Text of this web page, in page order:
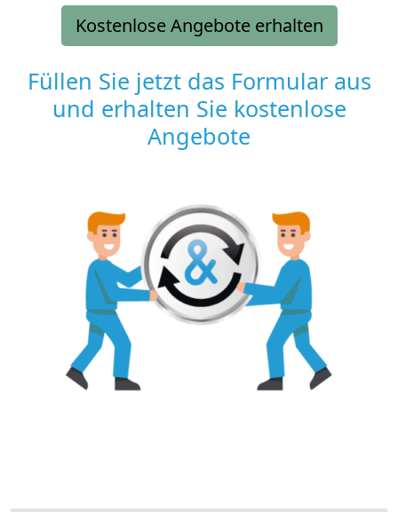
Kostenlose Angebote erhalten
Füllen Sie jetzt das Formular aus
und erhalten Sie kostenlose
Angebote